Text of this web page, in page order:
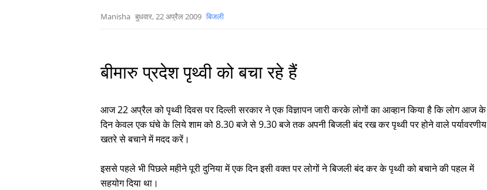
Manisha बुधवार, 22 अप्रैल 2009 बिजली
बीमारु प्रदेश पृथ्वी को बचा रहे हैं
आज 22 अप्रैल को पृथ्वी दिवस पर दिल्ली सरकार ने एक विज्ञापन जारी करके लोगों का आव्हान किया है कि लोग आज के
दिन केवल एक घंचे के लिये शाम को 8.30 बजे से 9.30 बजे तक अपनी बिजली बंद रख कर पृथ्वी पर होने वाले पर्यावरणीय
खतरे से बचाने में मदद करें।
इससे पहले भी पिछले महीने पूरी दुनिया में एक दिन इसी वक्त पर लोगों ने बिजली बंद कर के पृथ्वी को बचाने की पहल में
सहयोग दिया था।